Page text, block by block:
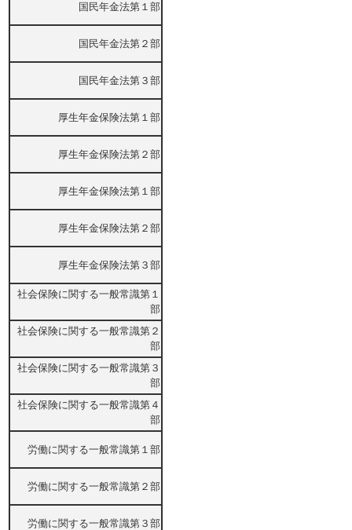
国民年金法第１部
国民年金法第２部
国民年金法第３部
厚生年金保険法第１部
厚生年金保険法第２部
厚生年金保険法第１部
厚生年金保険法第２部
厚生年金保険法第３部
社会保険に関する一般常識第１
部
社会保険に関する一般常識第２
部
社会保険に関する一般常識第３
部
社会保険に関する一般常識第４
部
労働に関する一般常識第１部
労働に関する一般常識第２部
労働に関する一般常識第３部